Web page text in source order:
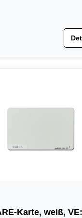
Karte, weiß, VE:25